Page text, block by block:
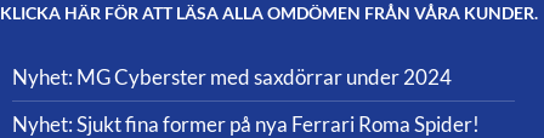
KLICKA HÄR FÖR ATT LÄSA ALLA OMDÖMEN FRÅN VÅRA KUNDER.
Nyhet: MG Cyberster med saxdörrar under 2024
Nyhet: Sjukt fina former på nya Ferrari Roma Spider!